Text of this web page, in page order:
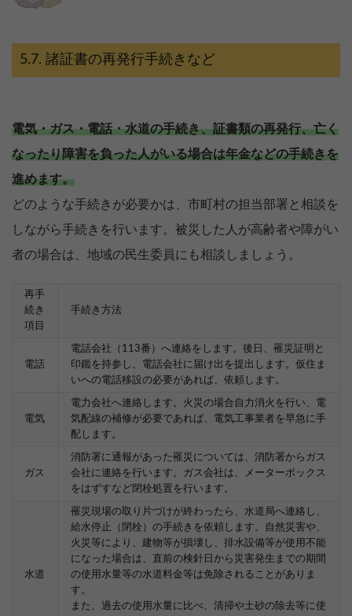
諸証書の再発行手続きなど
電気・ガス・電話・水道の手続き、証書類の再発行、亡く
なったり障害を負った人がいる場合は年金などの手続きを
進めます。
どのような手続きが必要かは、市町村の担当部署と相談を
しながら手続きを行います。被災した人が高齢者や障がい
者の場合は、地域の民生委員にも相談しましょう。
再手
続き
項目
手続き方法
電話
電話会社（113番）へ連絡をします。後日、罹災証明と
印鑑を持参し、電話会社に届け出を提出します。仮住ま
いへの電話移設の必要があれば、依頼します。
電気
電力会社へ連絡します。火災の場合自力消火を行い、電
気配線の補修が必要であれば、電気工事業者を早急に手
配します。
ガス
消防署に通報があった罹災については、消防署からガス
会社に連絡を行います。ガス会社は、メーターボックス
をはずすなど閉栓処置を行います。
水道
罹災現場の取り片づけが終わったら、水道局へ連絡し、
給水停止（閉栓）の手続きを依頼します。自然災害や、
火災等により、建物等が損壊し、排水設備等が使用不能
になった場合は、直前の検針日から災害発生までの期間
の使用水量等の水道料金等は免除されることがありま
す。
また、過去の使用水量に比べ、清掃や土砂の除去等に使